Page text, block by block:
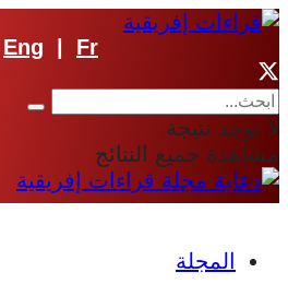
Eng Fr
لا توجد نتيجة
مشاهدة جميع النتائج
المجلة